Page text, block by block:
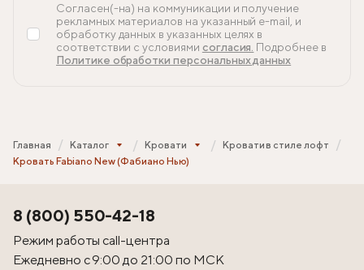
Согласен(-на) на коммуникации и получение
рекламных материалов на указанный e-mail, и
обработку данных в указанных целях в
соответствии с условиями согласия. Подробнее в
Политике обработки персональных данных
Главная Каталог Кровати
Кровати в стиле лофт
Кровать Fabiano New (Фабиано Нью)
8 (800) 550-42-18
Режим работы call-центра
Ежедневно с 9:00 до 21:00 по МСК